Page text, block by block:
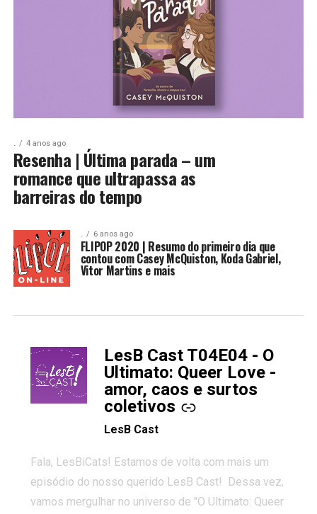
. 4 anos ago
Resenha | Última parada – um
romance que ultrapassa as
barreiras do tempo
. 6 anos ago
FLIPOP 2020 | Resumo do primeiro dia que
contou com Casey McQuiston, Koda Gabriel,
Vitor Martins e mais
LesB Cast T04E04 - O
Ultimato: Queer Love -
amor, caos e surtos
coletivos
-
LesB Cast
Fala, LesBiCats! Estamos de volta com mais um
episódio do nosso querido LesB Cast! Dessa vez,
vamos mergulhar no universo de "O Ultimato: Queer